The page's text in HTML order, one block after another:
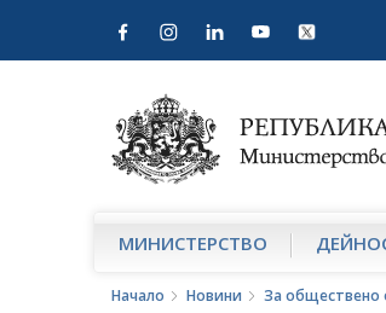
МИНИСТЕРСТВО
Начало Новини За обществено